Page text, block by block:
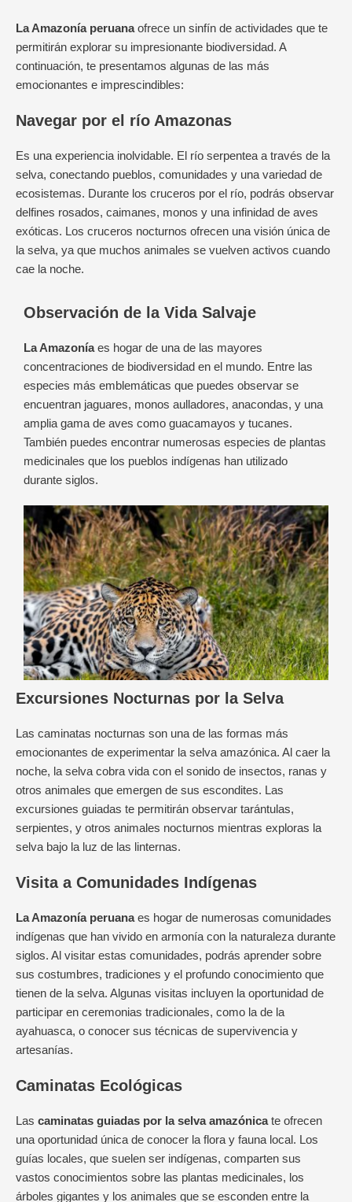
La Amazonía peruanaofrece un sinfín de actividades que te
permitirán explorar su impresionante biodiversidad. A
continuación, te presentamos algunas de las más
emocionantes e imprescindibles:
Navegar por el río Amazonas
Es una experiencia inolvidable. El río serpentea a través de la
selva, conectando pueblos, comunidades y una variedad de
ecosistemas. Durante los cruceros por el río, podrás observar
delfines rosados, caimanes, monos y una infinidad de aves
exóticas. Los cruceros nocturnos ofrecen una visión única de
la selva, ya que muchos animales se vuelven activos cuando
cae la noche.
Observación de la Vida Salvaje
La Amazoníaes hogar de una de las mayores
concentraciones de biodiversidad en el mundo. Entre las
especies más emblemáticas que puedes observar se
encuentran jaguares, monos aulladores, anacondas, y una
amplia gama de aves como guacamayos y tucanes.
También puedes encontrar numerosas especies de plantas
medicinales que los pueblos indígenas han utilizado
durante siglos.
Excursiones Nocturnas por la Selva
Las caminatas nocturnas son una de las formas más
emocionantes de experimentar la selva amazónica. Al caer la
noche, la selva cobra vida con el sonido de insectos, ranas y
otros animales que emergen de sus escondites. Las
excursiones guiadas te permitirán observar tarántulas,
serpientes, y otros animales nocturnos mientras exploras la
selva bajo la luz de las linternas.
Visita a Comunidades Indígenas
La Amazonía peruanaes hogar de numerosas comunidades
indígenas que han vivido en armonía con la naturaleza durante
siglos. Al visitar estas comunidades, podrás aprender sobre
sus costumbres, tradiciones y el profundo conocimiento que
tienen de la selva. Algunas visitas incluyen la oportunidad de
participar en ceremonias tradicionales, como la de la
ayahuasca, o conocer sus técnicas de supervivencia y
artesanías.
Caminatas Ecológicas
Las caminatas guiadas por la selva amazónicate ofrecen
una oportunidad única de conocer la flora y fauna local. Los
guías locales, que suelen ser indígenas, comparten sus
vastos conocimientos sobre las plantas medicinales, los
árboles gigantes y los animales que se esconden entre la